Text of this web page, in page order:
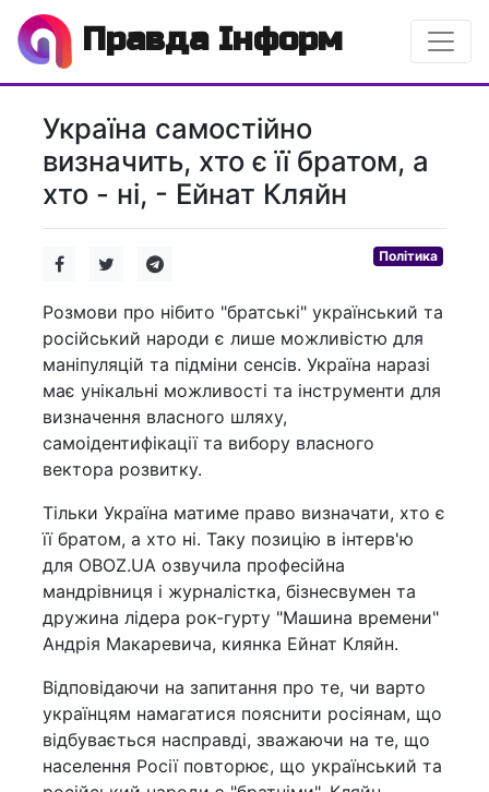
Правда Інформ
Україна самостійно
визначить, хто є її братом, а
хто - ні, - Ейнат Кляйн
Політика
Розмови про нібито "братські" український та
російський народи є лише можливістю для
маніпуляцій та підміни сенсів. Україна наразі
має унікальні можливості та інструменти для
визначення власного шляху,
самоідентифікації та вибору власного
вектора розвитку.
Тільки Україна матиме право визначати, хто є
її братом, а хто ні. Таку позицію в інтерв'ю
для OBOZ.UA озвучила професійна
мандрівниця і журналістка, бізнесвумен та
дружина лідера рок-гурту "Машина времени"
Андрія Макаревича, киянка Ейнат Кляйн.
Відповідаючи на запитання про те, чи варто
українцям намагатися пояснити росіянам, що
відбувається насправді, зважаючи на те, що
населення Росії повторює, що український та